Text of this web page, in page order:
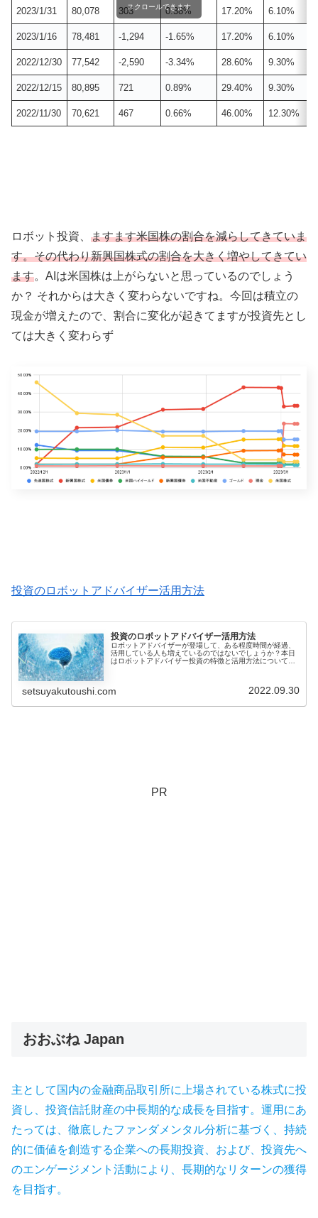
2023/1/31 80,078 303 0.38% 17.20% 6.10%
2023/1/16 78,481 -1,294 -1.65% 17.20% 6.10%
2022/12/30 77,542 -2,590 -3.34% 28.60% 9.30%
2022/12/15 80,895 721 0.89% 29.40% 9.30%
2022/11/30 70,621 467 0.66% 46.00% 12.30%
スクロールできます
ロボット投資、 ますます米国株の割合を減らしてきていま
す。その代わり新興国株式の割合を大きく増やしてきてい
ます。AIは米国株は上がらないと思っているのでしょう
か？ それからは大きく変わらないですね。今回は積立の
現金が増えたので、割合に変化が起きてますが投資先とし
ては大きく変わらず
投資のロボットアドバイザー活用方法
投資のロボットアドバイザー活用方法
ロボットアドバイザーが登場して、ある程度時間が経過、
活用している人も増えているのではないでしょうか？本日
はロボットアドバイザー投資の特徴と活用方法について共
setsuyakutoushi.com 2022.09.30
PR
おおぶね Japan
主として国内の金融商品取引所に上場されている株式に投
資し、投資信託財産の中長期的な成長を目指す。運用にあ
たっては、徹底したファンダメンタル分析に基づく、持続
的に価値を創造する企業への長期投資、および、投資先へ
のエンゲージメント活動により、長期的なリターンの獲得
を目指す。